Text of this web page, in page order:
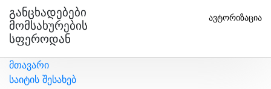
Განცხადებები
Მომსახურების
Სფეროდან
ავტორიზაცია
მთავარი
საიტის შესახებ